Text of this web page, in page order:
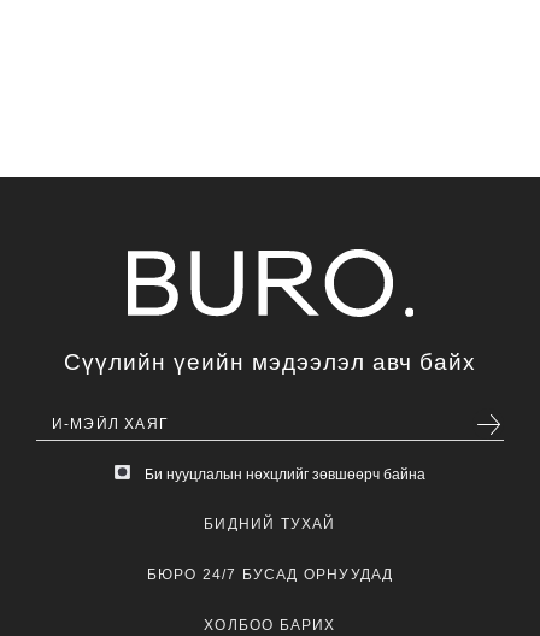
Сүүлийн үеийн мэдээлэл авч байх
Би нууцлалын нөхцлийг зөвшөөрч байна
БИДНИЙ ТУХАЙ
БЮРО 24/7 БУСАД ОРНУУДАД
ХОЛБОО БАРИХ